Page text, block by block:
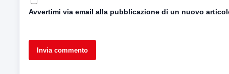
Avvertimi via email alla pubblicazione di un nuovo